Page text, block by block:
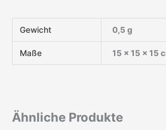
Gewicht 0,5 g
Maße 15 × 15 × 15
Ähnliche Produkte